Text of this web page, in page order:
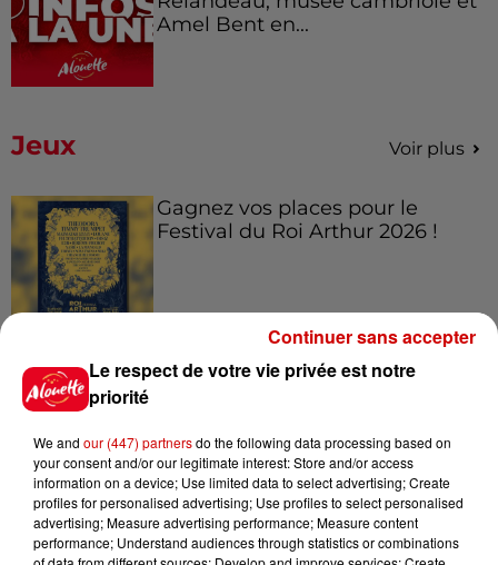
Amel Bent en...
Jeux Voir plus
Gagnez vos places pour le
Festival du Roi Arthur 2026 !
Musée du Sport Automobile au
Alouette vous invite à
Futuroscope Xperiences !
Le respect de votre vie privée est notre
priorité
We and our (447) partnersdo the following data processing based on
your consent and/or our legitimate interest: Store and/or access
information on a device; Use limited data to select advertising; Create
profiles for personalised advertising; Use profiles to select personalised
advertising; Measure advertising performance; Measure content
performance; Understand audiences through statistics or combinations
Continuer sans accepter